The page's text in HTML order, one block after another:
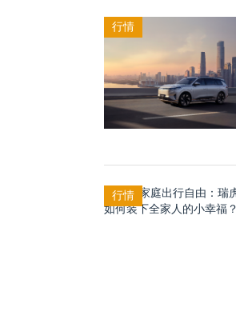
行情
行情